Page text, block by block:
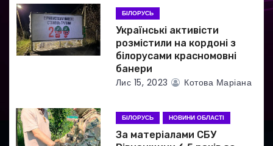
а
п
и
і
в
БІЛОРУСЬ
Українські активісти
розмістили на кордоні з
білорусами красномовні
банери
Лис 15, 2023 Котова Маріана
БІЛОРУСЬ НОВИНИ ОБЛАСТІ
За матеріалами СБУ